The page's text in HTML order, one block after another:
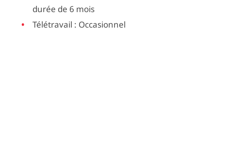
durée de 6 mois
Télétravail : Occasionnel